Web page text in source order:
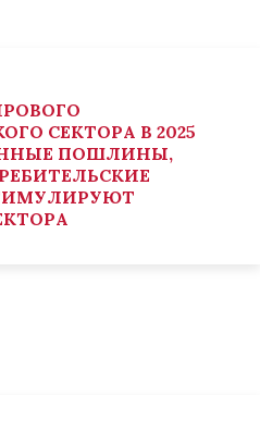
СЕКТОРА В 2025
ПОШЛИНЫ,